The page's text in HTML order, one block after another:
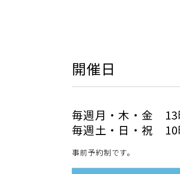
開催日
毎週月・木・金 13
毎週土・日・祝 10
事前予約制です。